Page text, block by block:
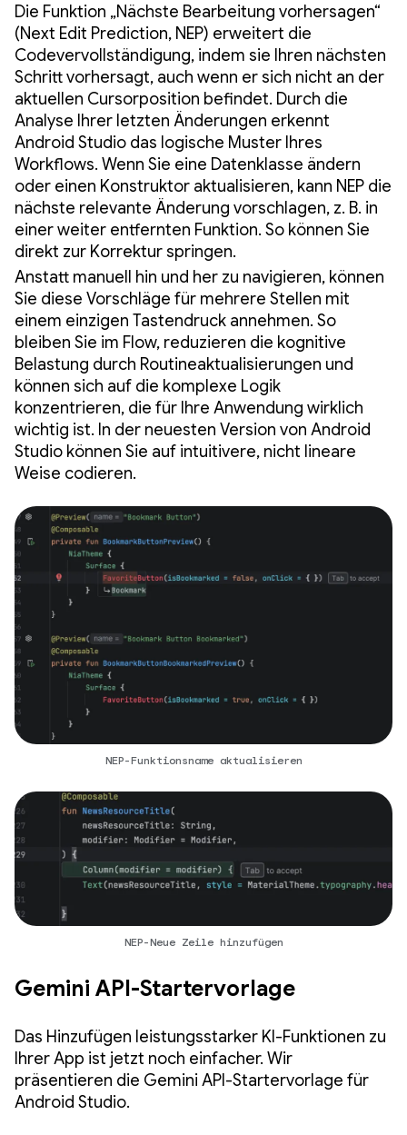
Die Funktion „Nächste Bearbeitung vorhersagen“
(Next Edit Prediction, NEP) erweitert die
Codevervollständigung, indem sie Ihren nächsten
Schritt vorhersagt, auch wenn er sich nicht an der
aktuellen Cursorposition befindet. Durch die
Analyse Ihrer letzten Änderungen erkennt
Android Studio das logische Muster Ihres
Workflows. Wenn Sie eine Datenklasse ändern
oder einen Konstruktor aktualisieren, kann NEP die
nächste relevante Änderung vorschlagen, z. B. in
einer weiter entfernten Funktion. So können Sie
direkt zur Korrektur springen.
Anstatt manuell hin und her zu navigieren, können
Sie diese Vorschläge für mehrere Stellen mit
einem einzigen Tastendruck annehmen. So
bleiben Sie im Flow, reduzieren die kognitive
Belastung durch Routineaktualisierungen und
können sich auf die komplexe Logik
konzentrieren, die für Ihre Anwendung wirklich
wichtig ist. In der neuesten Version von Android
Studio können Sie auf intuitivere, nicht lineare
Weise codieren.
NEP-Funktionsname aktualisieren
NEP-Neue Zeile hinzufügen
Gemini API-Startervorlage
Das Hinzufügen leistungsstarker KI-Funktionen zu
Ihrer App ist jetzt noch einfacher. Wir
präsentieren die Gemini API-Startervorlage für
Android Studio.